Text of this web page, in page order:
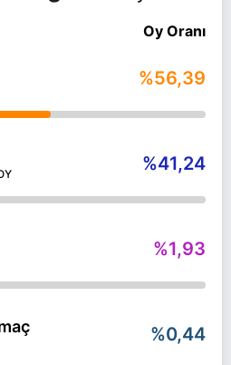
Oy Oranı
%56,39
%41,24
%1,93
%0,44